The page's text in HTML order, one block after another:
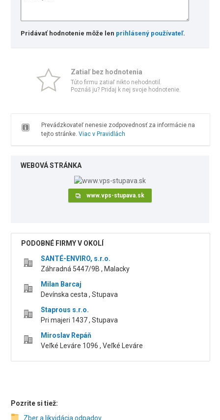
Pridávať hodnotenie môže len prihlásený používateľ.
Zatiaľ bez hodnotenia
Túto firmu zatiaľ nikto nehodnotil.
Poznáš ju? Pridaj k nej svoje hodnotenie.
Prevádzkovateľ nenesie zodpovednosť za informácie na
tejto stránke. Viac v Pravidlách
WEBOVÁ STRÁNKA
www.vps-stupava.sk
PODOBNÉ FIRMY V OKOLÍ
SANTÉ-ENVIRO, s.r.o.
Záhradná 5447/9B , Malacky
Milan Barcaj
Devínska cesta , Stupava
Staprous s.r.o.
Pri majeri 1437 , Stupava
Miroslav Repáň
Veľké Leváre 1096 , Veľké Leváre
Pozrite si tiež:
Zber a likvidácia odpadov